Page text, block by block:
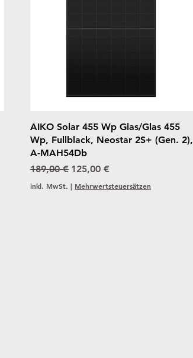
Schnellansicht
AIKO Solar 455 Wp Glas/Glas 455
Wp, Fullblack, Neostar 2S+ (Gen. 2),
A-MAH54Db
Standardpreis
189,00 € Sale-Preis
125,00 €
inkl. MwSt. | Mehrwertsteuersätzen